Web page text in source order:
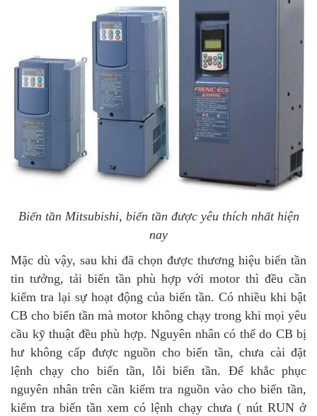
Biến tần Mitsubishi, biến tần được yêu thích nhất hiện
nay
Mặc dù vậy, sau khi đã chọn được thương hiệu biến tần
tin tưởng, tải biến tần phù hợp với motor thì đều cần
kiểm tra lại sự hoạt động của biến tần. Có nhiều khi bật
CB cho biến tần mà motor không chạy trong khi mọi yêu
cầu kỹ thuật đều phù hợp. Nguyên nhân có thể do CB bị
hư không cấp được nguồn cho biến tần, chưa cài đặt
lệnh chạy cho biến tần, lỗi biến tần. Để khắc phục
nguyên nhân trên cần kiểm tra nguồn vào cho biến tần,
kiểm tra biến tần xem có lệnh chạy chưa ( nút RUN ở